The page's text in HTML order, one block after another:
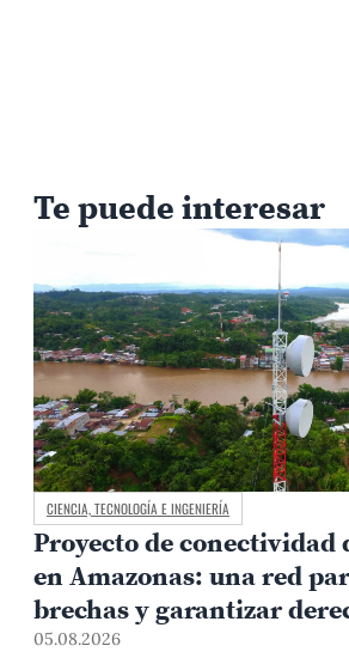
Te puede interesar
CIENCIA, TECNOLOGÍA E INGENIERÍA
Proyecto de conectividad
en Amazonas: una red
brechas y garantizar
05.08.2026